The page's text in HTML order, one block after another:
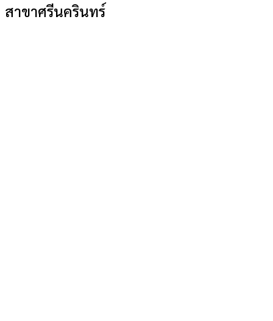
สาขาศรีนครินทร์